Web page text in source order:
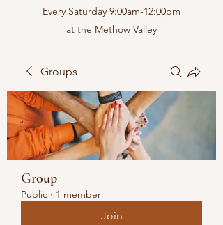
Every Saturday 9:00am-12:00pm
at the Methow Valley
Groups
Group
Public · 1 member
Join